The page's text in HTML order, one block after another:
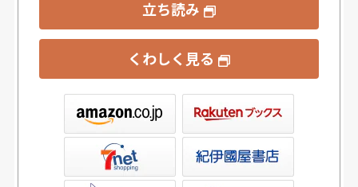
立ち読み
くわしく見る
書店ウェブストア